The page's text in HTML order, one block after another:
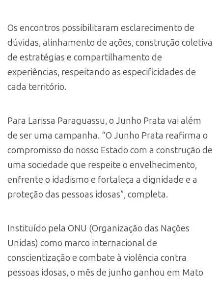
Os encontros possibilitaram esclarecimento de
dúvidas, alinhamento de ações, construção coletiva
de estratégias e compartilhamento de
experiências, respeitando as especificidades de
cada território.
Para Larissa Paraguassu, o Junho Prata vai além
de ser uma campanha. “O Junho Prata reafirma o
compromisso do nosso Estado com a construção de
uma sociedade que respeite o envelhecimento,
enfrente o idadismo e fortaleça a dignidade e a
proteção das pessoas idosas”, completa.
Instituído pela ONU (Organização das Nações
Unidas) como marco internacional de
conscientização e combate à violência contra
pessoas idosas, o mês de junho ganhou em Mato